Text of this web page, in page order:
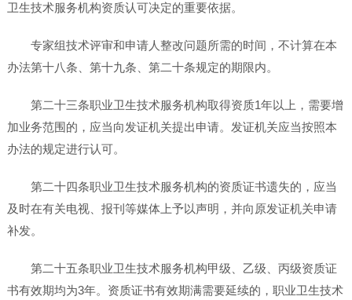
卫生技术服务机构资质认可决定的重要依据。
专家组技术评审和申请人整改问题所需的时间，不计算在本
办法第十八条、第十九条、第二十条规定的期限内。
第二十三条职业卫生技术服务机构取得资质1年以上，需要增
加业务范围的，应当向发证机关提出申请。发证机关应当按照本
办法的规定进行认可。
第二十四条职业卫生技术服务机构的资质证书遗失的，应当
及时在有关电视、报刊等媒体上予以声明，并向原发证机关申请
补发。
第二十五条职业卫生技术服务机构甲级、乙级、丙级资质证
书有效期均为3年。资质证书有效期满需要延续的，职业卫生技术